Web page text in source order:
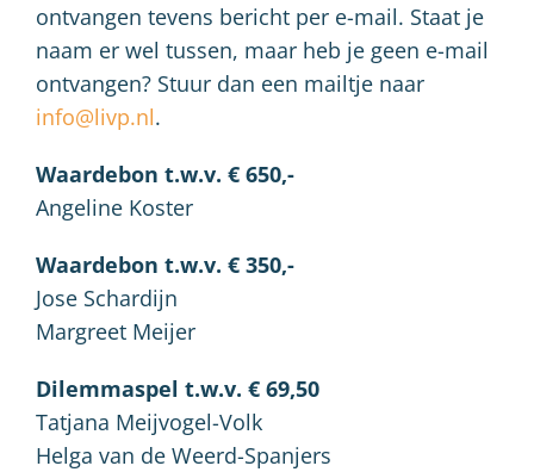
ontvangen tevens bericht per e-mail. Staat je
naam er wel tussen, maar heb je geen e-mail
ontvangen? Stuur dan een mailtje naar
info@livp.nl.
Waardebon t.w.v. € 650,-
Angeline Koster
Waardebon t.w.v. € 350,-
Jose Schardijn
Margreet Meijer
Dilemmaspel t.w.v. € 69,50
Tatjana Meijvogel-Volk
Helga van de Weerd-Spanjers